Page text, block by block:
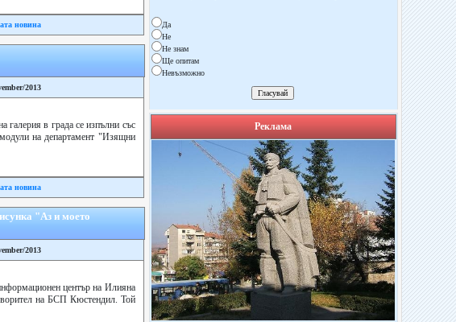
новина
2013
в града се изпълни със
на департамент "Изящни
новина
"Аз и моето
2013
център на Илияна
на БСП Кюстендил. Той
Да
Не
Не знам
Ще опитам
Невъзможно
Реклама